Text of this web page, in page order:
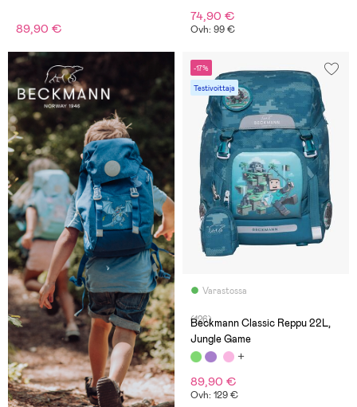
89,90 €
74,90 €
Ovh: 99 €
-17%
Testivoittaja
Varastossa
(126)
Beckmann Classic Reppu 22L,
Jungle Game
89,90 €
Ovh: 129 €